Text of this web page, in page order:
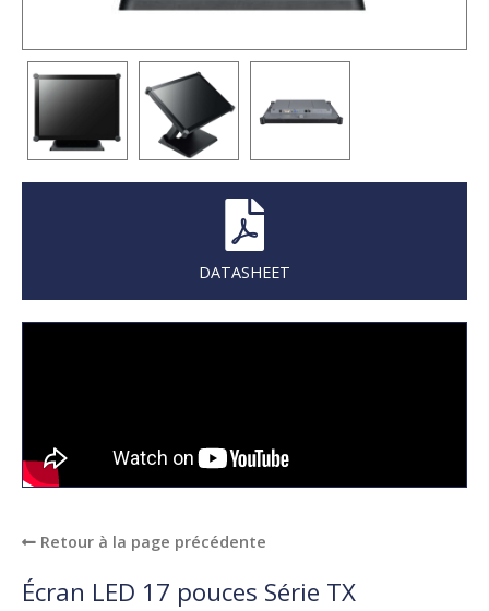
DATASHEET
Retour à la page précédente
Écran LED 17 pouces Série TX